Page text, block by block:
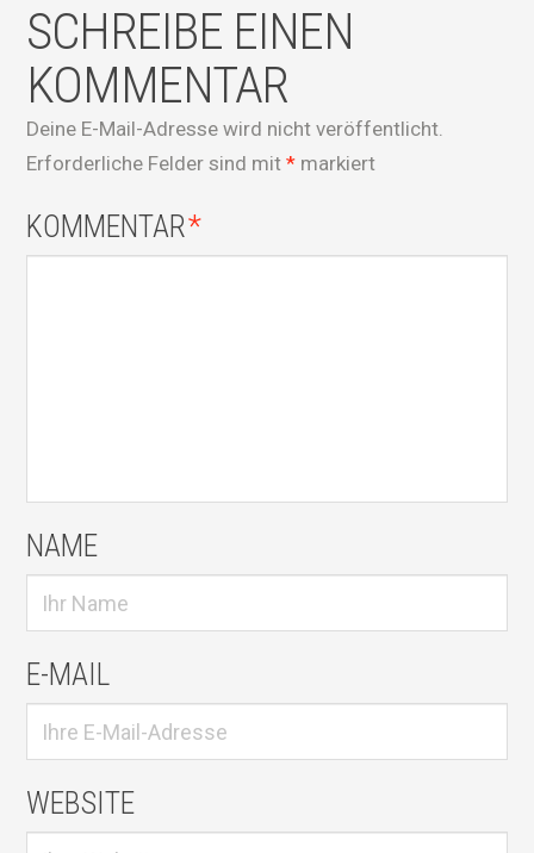
SCHREIBE EINEN
KOMMENTAR
Deine E-Mail-Adresse wird nicht veröffentlicht.
Erforderliche Felder sind mit* markiert
KOMMENTAR*
NAME
E-MAIL
WEBSITE